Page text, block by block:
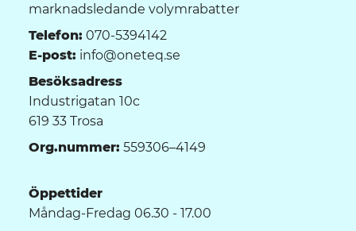
marknadsledande volymrabatter
Telefon: 070-5394142
E-post: info@oneteq.se
Besöksadress
Industrigatan 10c
619 33 Trosa
Org.nummer: 559306–4149
Öppettider
Måndag-Fredag 06.30 - 17.00